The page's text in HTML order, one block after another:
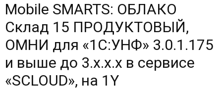
Mobile SMARTS: ОБЛАКО
Склад 15 ПРОДУКТОВЫЙ,
ОМНИ для «1С:УНФ» 3.0.1.175
и выше до 3.x.x.x в сервисе
«SCLOUD», на 1Y